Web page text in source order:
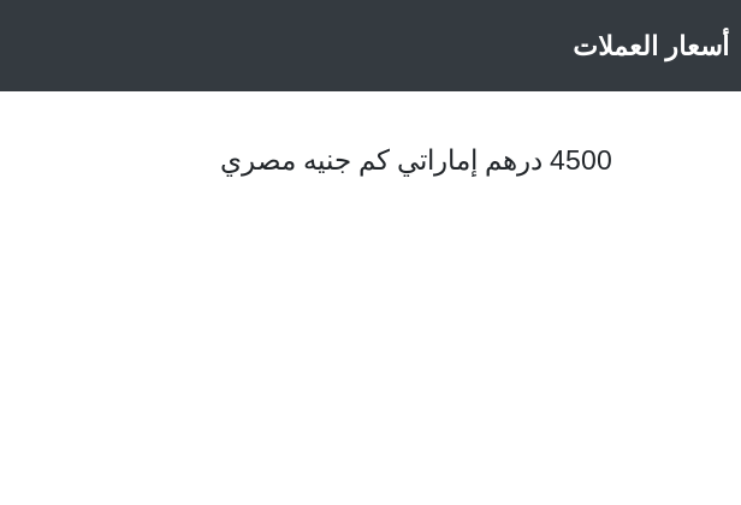
أسعار العملات
4500 درهم إماراتي كم جنيه مصري